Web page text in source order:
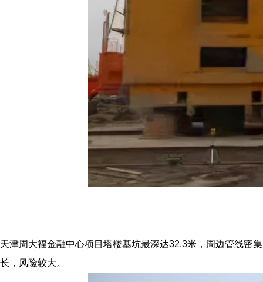
天津周大福金融中心项目塔楼基坑最深达32.3米，周边管线密
长，风险较大。